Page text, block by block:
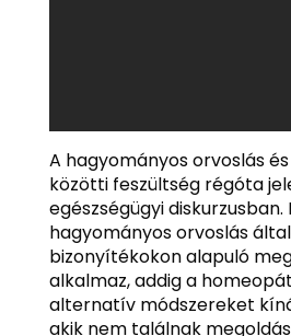
A hagyományos orvoslás
közötti feszültség régóta
egészségügyi diskurzusban.
hagyományos orvoslás
bizonyítékokon alapuló
alkalmaz, addig a
alternatív módszereket
akik nem találnak